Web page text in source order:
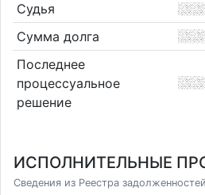
Судья
Сумма долга
Последнее
процессуальное
решение
ИСПОЛНИТЕЛЬНЫЕ
Сведения из Реестра